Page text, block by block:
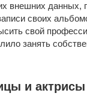
внешних данных,
своих
свой
занять
и актрисы